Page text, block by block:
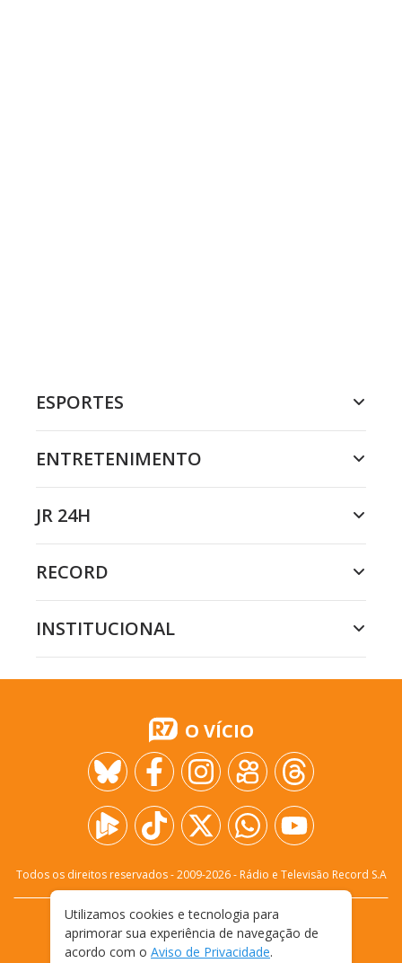
ESPORTES
ENTRETENIMENTO
JR 24H
RECORD
INSTITUCIONAL
O VÍCIO
Todos os direitos reservados - 2009-2026- Rádio e Televisão Record S.A
FALE CONOSCO
PRIVACIDADE
TERMOS E CONDIÇÕES DE USO
Utilizamos cookies e tecnologia para
aprimorar sua experiência de navegação de
acordo com o Aviso de Privacidade.